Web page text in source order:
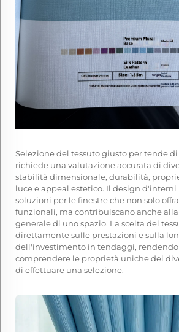
Selezione del tessuto giusto per tende
richiede una valutazione accurata di
stabilità dimensionale, durabilità,
luce e appeal estetico. Il design
soluzioni per le finestre che non solo
funzionali, ma contribuiscano anche alla
generale di uno spazio. La scelta del
direttamente sulle prestazioni e sulla
dell'investimento in tendaggi, rendendo
comprendere le proprietà uniche dei
di effettuare una selezione.